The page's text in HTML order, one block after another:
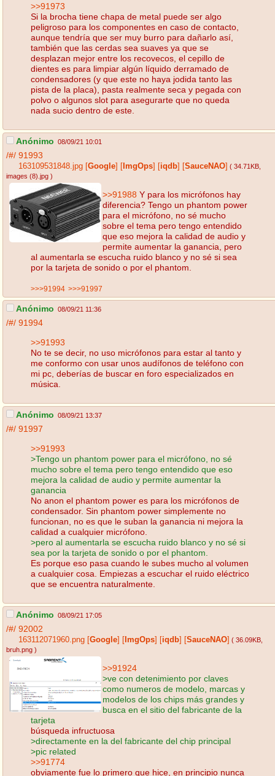
>>91973
Si la brocha tiene chapa de metal puede ser algo
peligroso para los componentes en caso de contacto,
aunque tendría que ser muy burro para dañarlo así,
también que las cerdas sea suaves ya que se
desplazan mejor entre los recovecos, el cepillo de
dientes es para limpiar algún líquido derramado de
condensadores (y que este no haya jodida tanto las
pista de la placa), pasta realmente seca y pegada con
polvo o algunos slot para asegurarte que no queda
nada sucio dentro de este.
Anónimo 08/09/21 10:01
/#/ 91993
163109531848.jpg Google ImgOps iqdb SauceNAO ( 34.71KB
images (8).jpg )
>>91988 Y para los micrófonos hay
diferencia? Tengo un phantom power
para el micrófono, no sé mucho
sobre el tema pero tengo entendido
que eso mejora la calidad de audio y
permite aumentar la ganancia, pero
al aumentarla se escucha ruido blanco y no sé si sea
por la tarjeta de sonido o por el phantom.
>>>91994 >>>91997
Anónimo 08/09/21 11:36
/#/ 91994
>>91993
No te se decir, no uso micrófonos para estar al tanto y
me conformo con usar unos audífonos de teléfono con
mi pc, deberías de buscar en foro especializados en
música.
Anónimo 08/09/21 13:37
/#/ 91997
>>91993
>Tengo un phantom power para el micrófono, no sé
mucho sobre el tema pero tengo entendido que eso
mejora la calidad de audio y permite aumentar la
ganancia
No anon el phantom power es para los micrófonos de
condensador. Sin phantom power simplemente no
funcionan, no es que le suban la ganancia ni mejora la
calidad a cualquier micrófono.
>pero al aumentarla se escucha ruido blanco y no sé si
sea por la tarjeta de sonido o por el phantom.
Es porque eso pasa cuando le subes mucho al volumen
a cualquier cosa. Empiezas a escuchar el ruido eléctrico
que se encuentra naturalmente.
Anónimo 08/09/21 17:05
/#/ 92002
163112071960.png Google ImgOps iqdb SauceNAO ( 36.09KB
bruh.png )
>>91924
>ve con detenimiento por claves
como numeros de modelo, marcas y
modelos de los chips más grandes y
busca en el sitio del fabricante de la
tarjeta
búsqueda infructuosa
>directamente en la del fabricante del chip principal
>pic related
>>91774
obviamente fue lo primero que hice, en principio nunca